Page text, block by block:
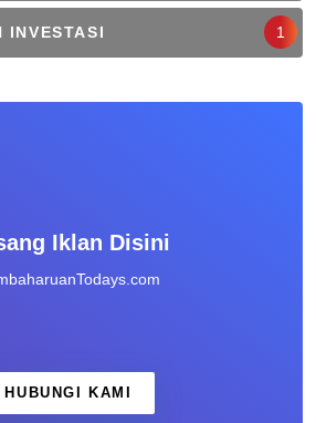
INVESTASI 1
Iklan Disini
HUBUNGI KAMI